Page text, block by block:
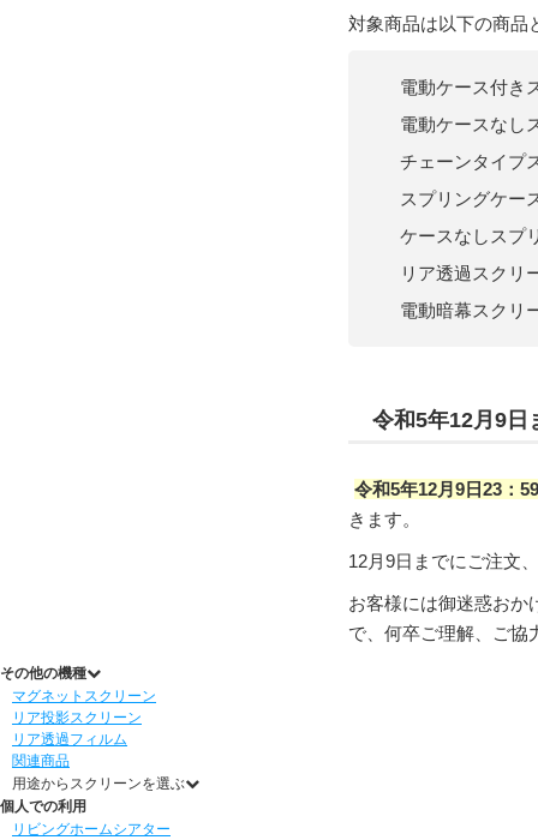
対象商品は以下の商品
電動ケース付き
電動ケースなし
チェーンタイプ
スプリングケー
ケースなしスプ
リア透過スクリ
電動暗幕スクリ
令和5年12月9日
令和5年12月9日23：
きます。
12月9日までにご注文
お客様には御迷惑おか
で、何卒ご理解、ご協
その他の機種
マグネットスクリーン
リア投影スクリーン
リア透過フィルム
関連商品
用途からスクリーンを選ぶ
個人での利用
リビングホームシアター